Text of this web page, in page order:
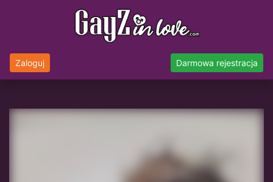
Zaloguj Darmowa rejestracja